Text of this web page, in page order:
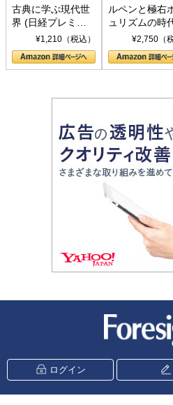
古典に学ぶ現代世
界 (日経プレミア
シリーズ)¥1,210（税込）
ルペンと極右
ュリズムの時
〈ヤヌス〉の
の顔
¥2,750（税
ログイン